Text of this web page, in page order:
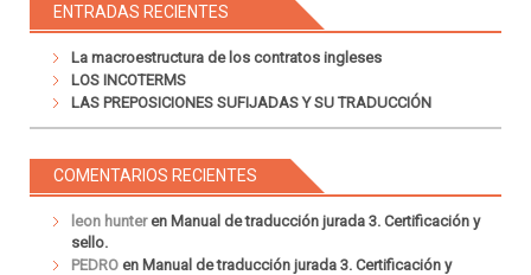
ENTRADAS RECIENTES
La macroestructura de los contratos ingleses
LOS INCOTERMS
LAS PREPOSICIONES SUFIJADAS Y SU TRADUCCIÓN
COMENTARIOS RECIENTES
leon hunteren Manual de traducción jurada 3. Certificación y
sello.
PEDRO en Manual de traducción jurada 3. Certificación y